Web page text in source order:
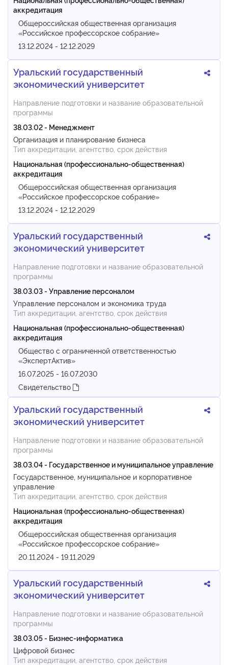
аккредитация
Общероссийская общественная организация
«Российское профессорское собрание»
13.12.2024 - 12.12.2029
Уральский государственный
экономический университет
Направление подготовки и название образовательной
программы
38.03.02 - Менеджмент
Организация и планирование бизнеса
Тип аккредитации, агентство, срок действия
Национальная (профессионально-общественная)
аккредитация
Общероссийская общественная организация
«Российское профессорское собрание»
13.12.2024 - 12.12.2029
Уральский государственный
экономический университет
Направление подготовки и название образовательной
программы
38.03.03 - Управление персоналом
Управление персоналом и экономика труда
Тип аккредитации, агентство, срок действия
Национальная (профессионально-общественная)
аккредитация
Общество с ограниченной ответственностью
«ЭкспертАктив»
16.07.2025 - 16.07.2030
Свидетельство
Уральский государственный
экономический университет
Направление подготовки и название образовательной
программы
38.03.04 - Государственное и муниципальное управление
Государственное, муниципальное и корпоративное
управление
Тип аккредитации, агентство, срок действия
Национальная (профессионально-общественная)
аккредитация
Общероссийская общественная организация
«Российское профессорское собрание»
20.11.2024 - 19.11.2029
Уральский государственный
экономический университет
Направление подготовки и название образовательной
программы
38.03.05 - Бизнес-информатика
Цифровой бизнес
Тип аккредитации, агентство, срок действия